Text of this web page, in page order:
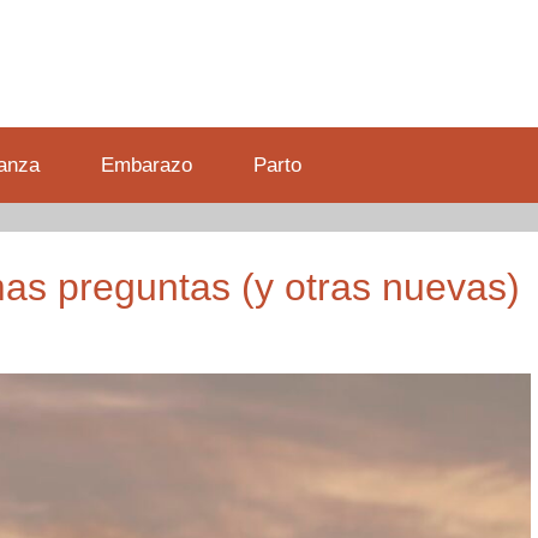
Embarazo Parto
preguntas (y otras nuevas)